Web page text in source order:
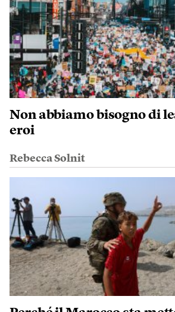
Non abbiamo bisogno di
eroi
Rebecca Solnit